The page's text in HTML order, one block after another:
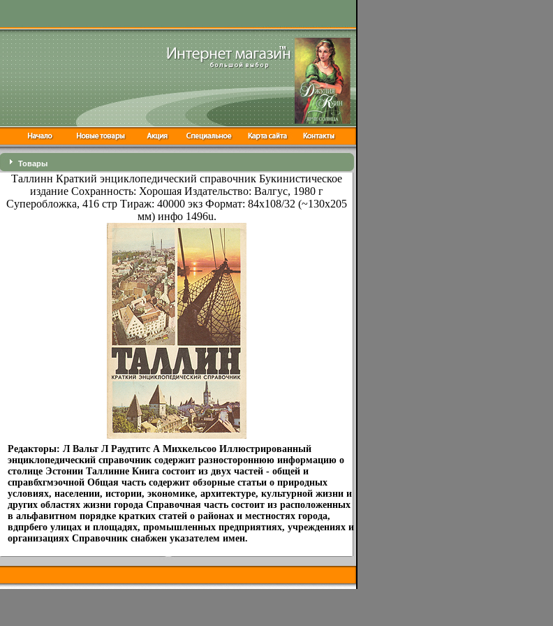
Товары
Таллинн Краткий энциклопедический справочник Букинистическое
издание Сохранность: Хорошая Издательство: Валгус, 1980 г
Суперобложка, 416 стр Тираж: 40000 экз Формат: 84x108/32 (~130х205
мм) инфо 1496u.
Редакторы: Л Вальт Л Раудтитс А Михкельсоо Иллюстрированный
энциклопедический справочник содержит разностороннюю информацию о
столице Эстонии Таллинне Книга состоит из двух частей - общей и
справбхгмэочной Общая часть содержит обзорные статьи о природных
условиях, населении, истории, экономике, архитектуре, культурной жизни и
других областях жизни города Справочная часть состоит из расположенных
в альфавитном порядке кратких статей о районах и местностях города,
вдпрбего улицах и площадях, промышленных предприятиях, учреждениях и
организациях Справочник снабжен указателем имен.